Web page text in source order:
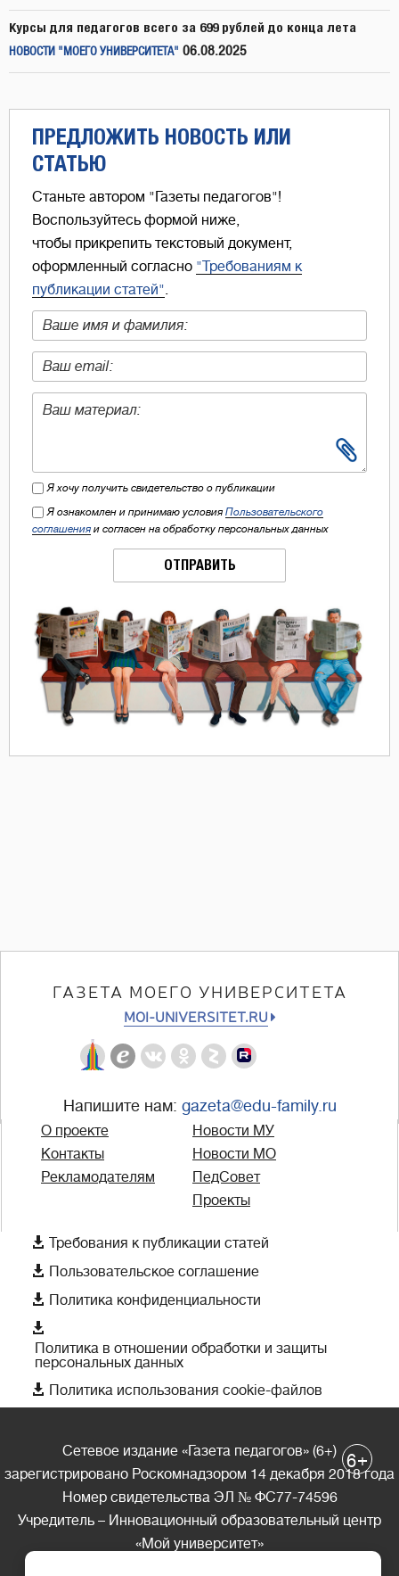
Курсы для педагогов всего за 699 рублей до конца лета
НОВОСТИ "МОЕГО УНИВЕРСИТЕТА" 06.08.2025
ПРЕДЛОЖИТЬ НОВОСТЬ ИЛИ
СТАТЬЮ
Станьте автором "Газеты педагогов"!
Воспользуйтесь формой ниже,
чтобы прикрепить текстовый документ,
оформленный согласно "Требованиям к
публикации статей".
Я хочу получить свидетельство о публикации
Я ознакомлен и принимаю условия Пользовательского
соглашения и согласен на обработку персональных данных
ОТПРАВИТЬ
ГАЗЕТА МОЕГО УНИВЕРСИТЕТА
MOI-UNIVERSITET.RU
Напишите нам: gazeta@edu-family.ru
О проекте
Контакты
Рекламодателям
Новости МУ
Новости МО
ПедСовет
Проекты
 Требования к публикации статей
 Пользовательское соглашение
 Политика конфиденциальности

Политика в отношении обработки и защиты
персональных данных
 Политика использования cookie-файлов
Сетевое издание «Газета педагогов» (6+)
зарегистрировано Роскомнадзором 14 декабря 2018 года
Номер свидетельства ЭЛ № ФС77-74596
Учредитель – Инновационный образовательный центр
«Мой университет»
6+